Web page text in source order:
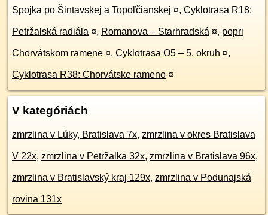
Spojka po Šintavskej a Topoľčianskej ¤, Cyklotrasa R18:
Petržalská radiála ¤, Romanova – Starhradská ¤, popri
Chorvátskom ramene ¤, Cyklotrasa O5 – 5. okruh ¤,
Cyklotrasa R38: Chorvátske rameno ¤
V kategóriách
zmrzlina v Lúky, Bratislava 7x, zmrzlina v okres Bratislava
V 22x, zmrzlina v Petržalka 32x, zmrzlina v Bratislava 96x,
zmrzlina v Bratislavský kraj 129x, zmrzlina v Podunajská
rovina 131x